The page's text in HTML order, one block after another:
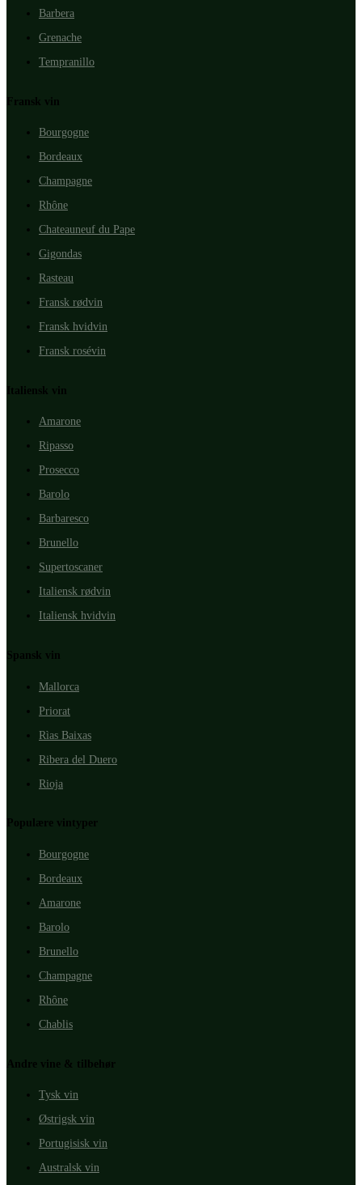
Barbera
Grenache
Tempranillo
Fransk vin
Bourgogne
Bordeaux
Champagne
Rhône
Chateauneuf du Pape
Gigondas
Rasteau
Fransk rødvin
Fransk hvidvin
Fransk rosévin
Italiensk vin
Amarone
Ripasso
Prosecco
Barolo
Barbaresco
Brunello
Supertoscaner
Italiensk rødvin
Italiensk hvidvin
Spansk vin
Mallorca
Priorat
Rìas Baixas
Ribera del Duero
Rioja
Populære vintyper
Bourgogne
Bordeaux
Amarone
Barolo
Brunello
Champagne
Rhône
Chablis
Andre vine & tilbehør
Tysk vin
Østrigsk vin
Portugisisk vin
Australsk vin